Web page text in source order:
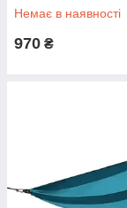
Немає в наявності
970 ₴